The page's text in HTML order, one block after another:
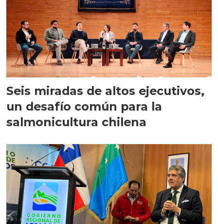
Seis miradas de altos ejecutivos,
un desafío común para la
salmonicultura chilena